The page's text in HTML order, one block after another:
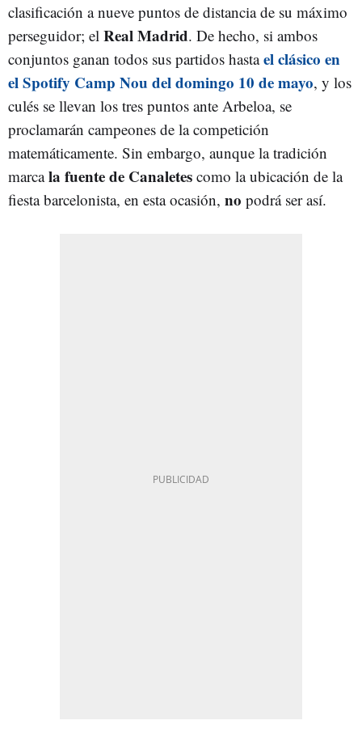
clasificación a nueve puntos de distancia de su máximo
perseguidor; el Real Madrid. De hecho, si ambos
conjuntos ganan todos sus partidos hasta el clásico en
el Spotify Camp Nou del domingo 10 de mayo, y los
culés se llevan los tres puntos ante Arbeloa, se
proclamarán campeones de la competición
matemáticamente. Sin embargo, aunque la tradición
marcala fuente de Canaletes como la ubicación de la
fiesta barcelonista, en esta ocasión, no podrá ser así.